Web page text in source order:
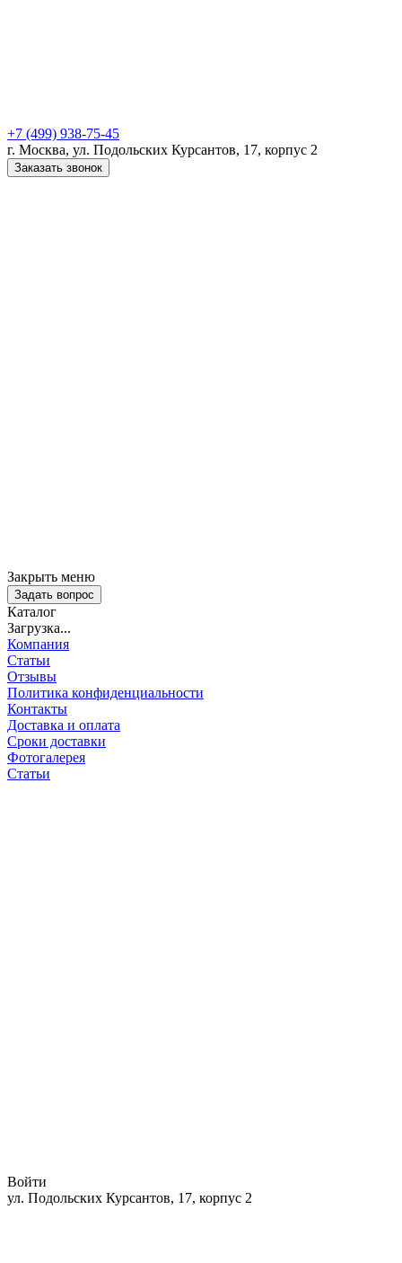
+7 (499) 938-75-45
г. Москва, ул. Подольских Курсантов, 17, корпус 2
Заказать звонок
Закрыть меню
Задать вопрос
Каталог
Загрузка...
Компания
Статьи
Отзывы
Политика конфиденциальности
Контакты
Доставка и оплата
Сроки доставки
Фотогалерея
Статьи
Войти
ул. Подольских Курсантов, 17, корпус 2